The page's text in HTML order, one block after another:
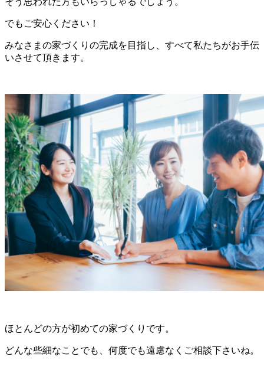
でもご安心ください！
みなさまの家づくりの完成を目指し、すべて私たちがお手伝
いさせて頂きます。
ほとんどの方が初めての家づくりです。
どんな些細なことでも、何度でも遠慮なくご相談下さいね。